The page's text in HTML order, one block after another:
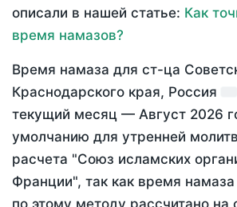
описали в нашей статье: Как
время намазов?
Время намаза для ст-ца
Краснодарского края, Россия
текущий месяц — Август 2026
умолчанию для утренней
расчета "Союз исламских
Франции", так как время